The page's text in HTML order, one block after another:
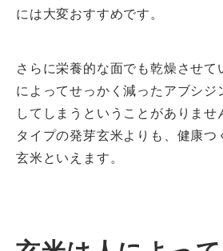
には大変おすすめです。
さらに栄養的な面でも乾燥させて
によってせっかく減ったアブシジ
してしまうということがありませ
タイプの発芽玄米よりも、健康つ
玄米といえます。